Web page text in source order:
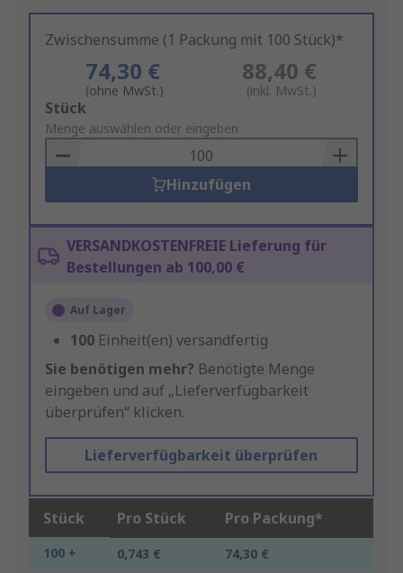
Zwischensumme (1 Packung mit 100 Stück)*
74,30 €
(ohne MwSt.)
88,40 €
(inkl. MwSt.)
Add
to
Basket
Stück
Menge auswählen oder eingeben
Hinzufügen
VERSANDKOSTENFREIE Lieferung für
Bestellungen ab 100,00 €
Auf Lager
100 Einheit(en) versandfertig
Sie benötigen mehr? Benötigte Menge
eingeben und auf „Lieferverfügbarkeit
überprüfen“ klicken.
Lieferverfügbarkeit überprüfen
Stück Pro Stück Pro Packung*
100 + 0,743 € 74,30 €